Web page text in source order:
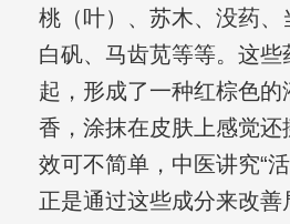
桃（叶）、苏木、没药、
白矾、马齿苋等等。这些
起，形成了一种红棕色的
香，涂抹在皮肤上感觉还
效可不简单，中医讲究“
正是通过这些成分来改善